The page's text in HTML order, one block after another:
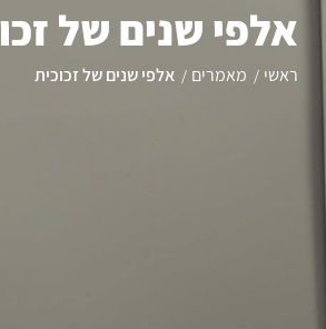
אלפי שנים של
ראשי מאמרים אלפי שנים של זכוכית